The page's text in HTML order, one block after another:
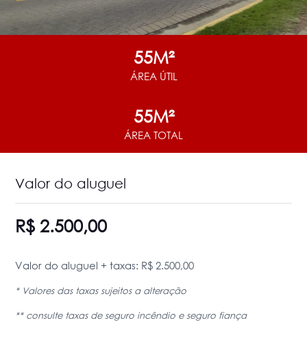
55M²
ÁREA ÚTIL
55M²
ÁREA TOTAL
Valor do aluguel
R$ 2.500,00
Valor do aluguel + taxas: R$ 2.500,00
* Valores das taxas sujeitos a alteração
** consulte taxas de seguro incêndio e seguro fiança